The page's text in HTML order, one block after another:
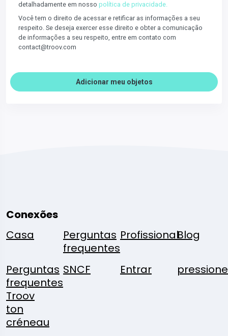
detalhadamente em nosso política de privacidade.
Você tem o direito de acessar e retificar as informações a seu
respeito. Se deseja exercer esse direito e obter a comunicação
de informações a seu respeito, entre em contato com
contact@troov.com
Adicionar meu objetos
Conexões
Casa
Perguntas
frequentes
ProfissionalBlog
Perguntas
frequentes
Troov
ton
créneau
SNCF Entrar pressione